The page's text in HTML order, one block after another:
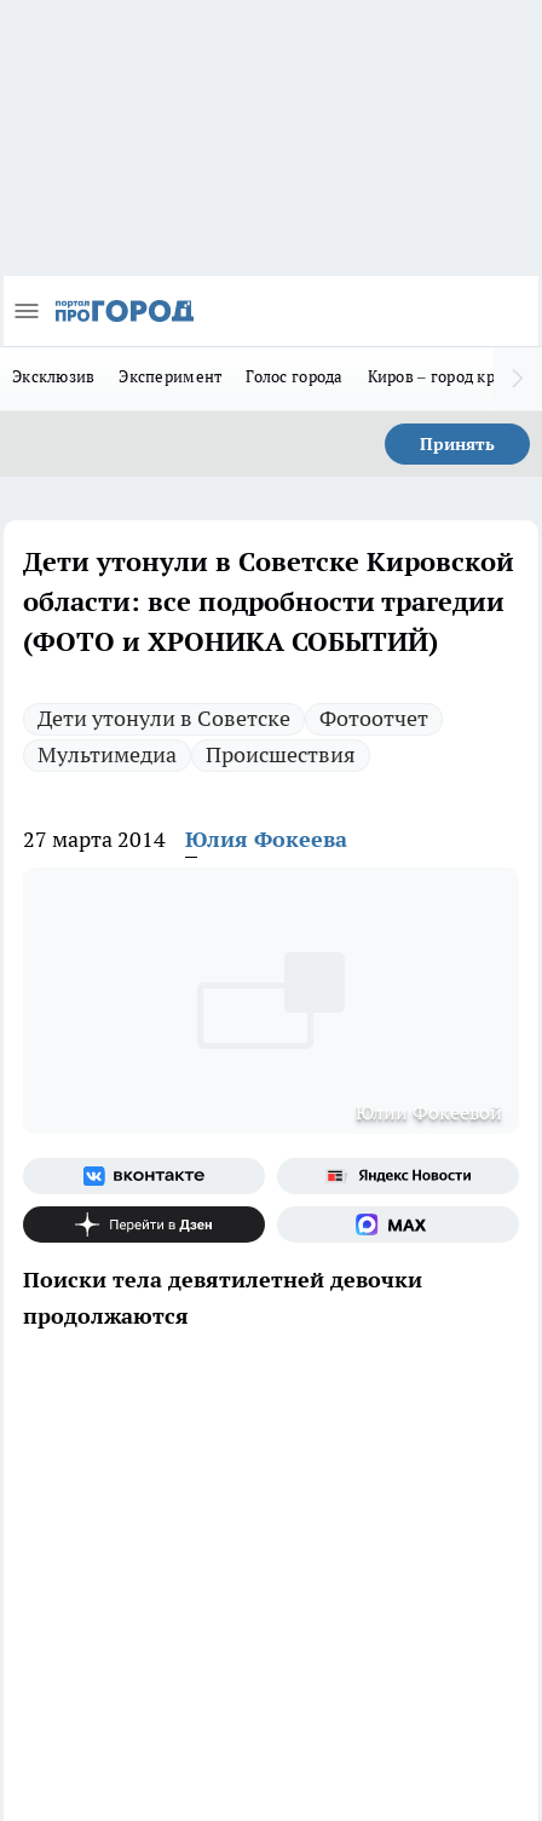
Эксклюзив Эксперимент Голос города Киров – город
Принять
Дети утонули в Советске Кировской
области: все подробности трагедии
(ФОТО и ХРОНИКА СОБЫТИЙ)
Дети утонули в Советске
Фотоотчет
Мультимедиа
Происшествия
27 марта 2014 Юлия Фокеева
Юлии Фокеевой
Поиски тела девятилетней девочки
продолжаются